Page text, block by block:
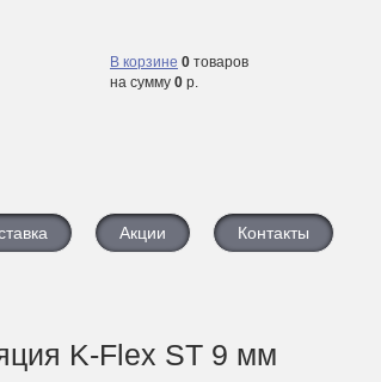
В корзине 0 товаров
на сумму 0 р.
Акции Контакты
K-Flex ST 9 мм